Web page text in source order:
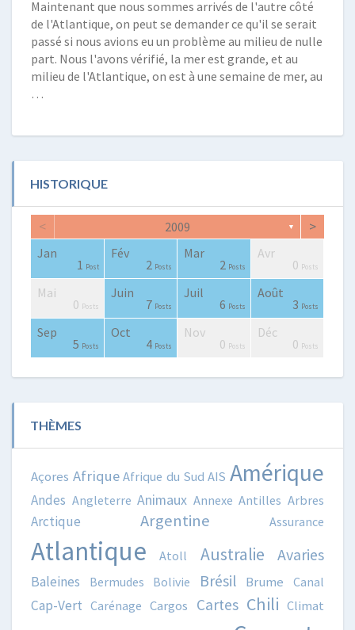
Maintenant que nous sommes arrivés de l'autre côté
de l'Atlantique, on peut se demander ce qu'il se serait
passé si nous avions eu un problème au milieu de nulle
part. Nous l'avons vérifié, la mer est grande, et au
milieu de l'Atlantique, on est à une semaine de mer, au
…
HISTORIQUE
< 2009 ▼ >
Jan
1 Post
Fév
2 Posts
Mar
2 Posts
Avr
0 Posts
Mai
0 Posts
Juin
7 Posts
Juil
6 Posts
Août
3 Posts
Sep
5 Posts
Oct
4 Posts
Nov
0 Posts
Déc
0 Posts
THÈMES
Açores Afrique Afrique du Sud AIS Amérique
Andes Angleterre Animaux Annexe Antilles Arbres
Arctique Argentine Assurance
Atlantique Atoll Australie Avaries
Baleines Bermudes Bolivie Brésil Brume Canal
Cap-Vert Carénage Cargos Cartes Chili Climat